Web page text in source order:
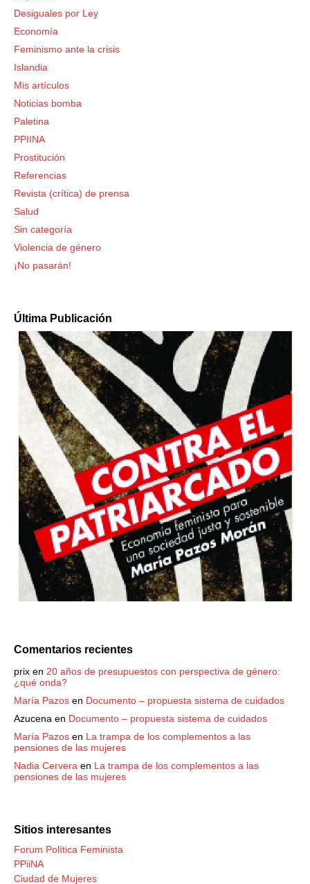
Desiguales por Ley
Economía
Feminismo ante la crisis
Islandia
Mis artículos
Noticias bomba
Paletina
PPIINA
Prostitución
Referencias
Revista (crítica) de prensa
Salud
Sin categoría
Violencia de género
¡No pasarán!
Última Publicación
Comentarios recientes
prix en 20 años de presupuestos con perspectiva de género:
¿qué onda?
María Pazos en Documento – propuesta sistema de cuidados
Azucena en Documento – propuesta sistema de cuidados
María Pazos en La trampa de los complementos a las
pensiones de las mujeres
Nadia Cervera en La trampa de los complementos a las
pensiones de las mujeres
Sitios interesantes
Forum Política Feminista
PPiiNA
Ciudad de Mujeres